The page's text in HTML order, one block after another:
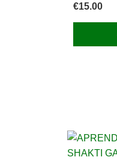
€15.00